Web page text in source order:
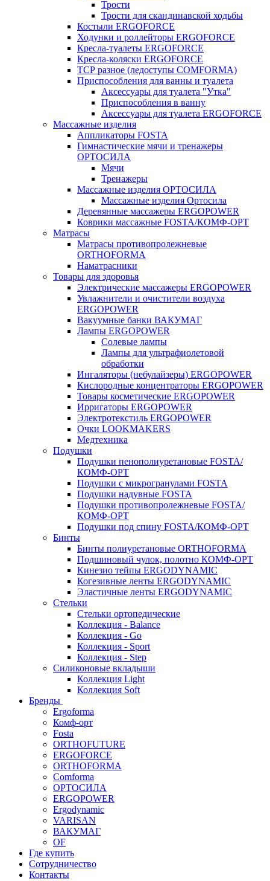
Трости
Трости для скандинавской ходьбы
Костыли ERGOFORCE
Ходунки и роллейторы ERGOFORCE
Кресла-туалеты ERGOFORCE
Кресла-коляски ERGOFORCE
ТСР разное (ледоступы COMFORMA)
Приспособления для ванны и туалета
Аксессуары для туалета "Утка"
Приспособления в ванну
Аксессуары для туалета ERGOFORCE
Массажные изделия
Аппликаторы FOSTA
Гимнастические мячи и тренажеры
ОРТОСИЛА
Мячи
Тренажеры
Массажные изделия ОРТОСИЛА
Массажные изделия Ортосила
Деревянные массажеры ERGOPOWER
Коврики массажные FOSTA/КОМФ-ОРТ
Матрасы
Матрасы противопролежневые
ORTHOFORMA
Наматрасники
Товары для здоровья
Электрические массажеры ERGOPOWER
Увлажнители и очистители воздуха
ERGOPOWER
Вакуумные банки ВАКУМАГ
Лампы ERGOPOWER
Солевые лампы
Лампы для ультрафиолетовой
обработки
Ингаляторы (небулайзеры) ERGOPOWER
Кислородные концентраторы ERGOPOWER
Товары косметические ERGOPOWER
Ирригаторы ERGOPOWER
Электротекстиль ERGOPOWER
Очки LOOKMAKERS
Медтехника
Подушки
Подушки пенополиуретановые FOSTA/
КОМФ-ОРТ
Подушки с микрогранулами FOSTA
Подушки надувные FOSTA
Подушки противопролежневые FOSTA/
КОМФ-ОРТ
Подушки под спину FOSTA/КОМФ-ОРТ
Бинты
Бинты полиуретановые ORTHOFORMA
Подшиновый чулок, полотно КОМФ-ОРТ
Кинезио тейпы ERGODYNAMIC
Когезивные ленты ERGODYNAMIC
Эластичные ленты ERGODYNAMIC
Стельки
Стельки ортопедические
Коллекция - Balance
Коллекция - Go
Коллекция - Sport
Коллекция - Step
Силиконовые вкладыши
Коллекция Light
Коллекция Soft
Бренды
Ergoforma
Комф-орт
Fosta
ORTHOFUTURE
ERGOFORCE
ORTHOFORMA
Comforma
ОРТОСИЛА
ERGOPOWER
Ergodynamic
VARISAN
ВАКУМАГ
OF
Где купить
Сотрудничество
Контакты